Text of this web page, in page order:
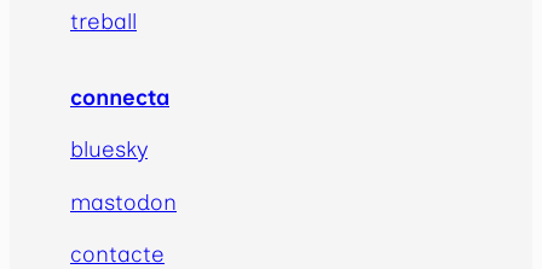
treball
connecta
bluesky
mastodon
contacte